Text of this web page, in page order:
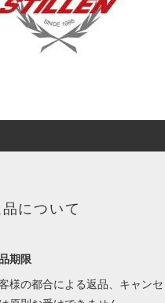
について
期限
様の都合による返品、キャンセ